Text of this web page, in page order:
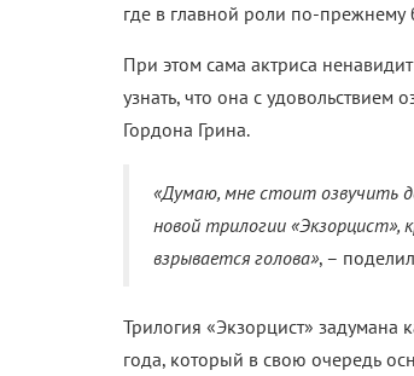
где в главной роли по-прежнему
При этом сама актриса
узнать, что она с удовольствием
Гордона Грина.
«Думаю, мне стоит озвучить
новой трилогии
взрывается голова», –
Трилогия «Экзорцист» задумана
года, который в свою очередь